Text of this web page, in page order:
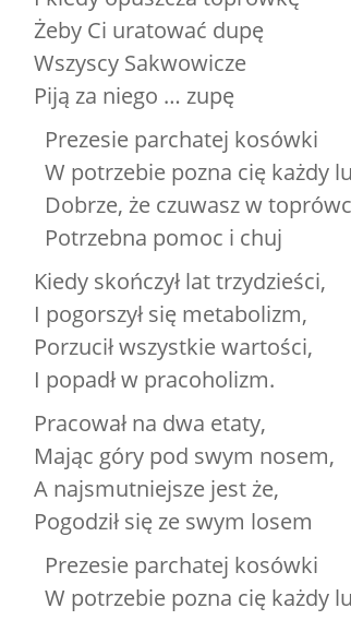
Żeby Ci uratować dupę
Wszyscy Sakwowicze
Piją za niego … zupę
Prezesie parchatej kosówki
W potrzebie pozna cię każdy
Dobrze, że czuwasz w
Potrzebna pomoc i chuj
Kiedy skończył lat trzydzieści,
I pogorszył się metabolizm,
Porzucił wszystkie wartości,
I popadł w pracoholizm.
Pracował na dwa etaty,
Mając góry pod swym nosem,
A najsmutniejsze jest że,
Pogodził się ze swym losem
Prezesie parchatej kosówki
W potrzebie pozna cię każdy